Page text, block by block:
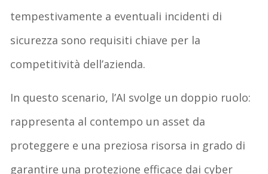
tempestivamente a eventuali incidenti di
sicurezza sono requisiti chiave per la
competitività dell’azienda.
In questo scenario, l’AI svolge un doppio ruolo:
rappresenta al contempo un asset da
proteggere e una preziosa risorsa in grado di
garantire una protezione efficace dai cyber